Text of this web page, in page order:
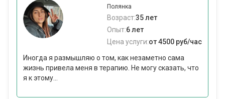
Полянка
Возраст:35 лет
Опыт:6 лет
Цена услуги:от 4500 руб/час
Иногда я размышляю о том, как незаметно сама
жизнь привела меня в терапию. Не могу сказать, что
я к этому...